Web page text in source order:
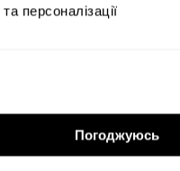
персоналізації
Погоджуюсь